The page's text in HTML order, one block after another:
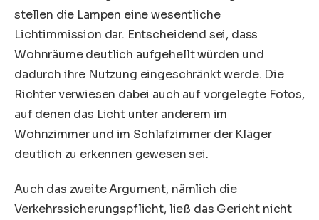
stellen die Lampen eine wesentliche
Lichtimmission dar. Entscheidend sei, dass
Wohnräume deutlich aufgehellt würden und
dadurch ihre Nutzung eingeschränkt werde. Die
Richter verwiesen dabei auch auf vorgelegte Fotos,
auf denen das Licht unter anderem im
Wohnzimmer und im Schlafzimmer der Kläger
deutlich zu erkennen gewesen sei.
Auch das zweite Argument, nämlich die
Verkehrssicherungspflicht, ließ das Gericht nicht